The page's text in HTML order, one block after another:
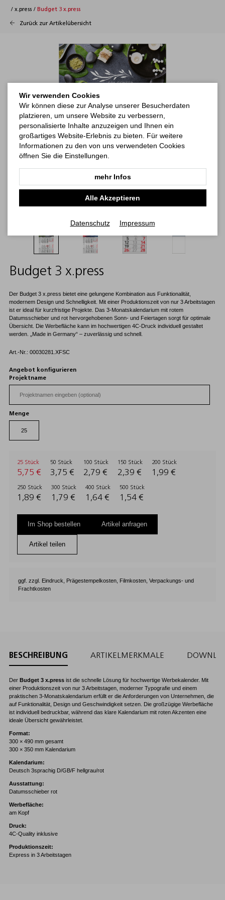
/ x.press / Budget 3 x.press
Zurück zur Artikelübersicht
Budget 3 x.press
Der Budget 3 x.press bietet eine gelungene Kombination aus Funktionalität,
modernem Design und Schnelligkeit. Mit einer Produktionszeit von nur 3 Arbeitstagen
ist er ideal für kurzfristige Projekte. Das 3-Monatskalendarium mit rotem
Datumsschieber und rot hervorgehobenen Sonn- und Feiertagen sorgt für optimale
Übersicht. Die Werbefläche kann im hochwertigen 4C-Druck individuell gestaltet
werden. „Made in Germany“ – zuverlässig und schnell.
Art.-Nr.: 00030281.XFSC
Angebot konfigurieren
Projektname
Menge
25 Stück
5,75 €
50 Stück
3,75 €
100 Stück
2,79 €
150 Stück
2,39 €
200 Stück
1,99 €
250 Stück
1,89 €
300 Stück
1,79 €
400 Stück
1,64 €
500 Stück
1,54 €
Im Shop bestellen Artikel anfragen
Artikel teilen
ggf. zzgl. Eindruck, Prägestempelkosten, Filmkosten, Verpackungs- und
Frachtkosten
BESCHREIBUNG ARTIKELMERKMALE
Der Budget 3 x.press ist die schnelle Lösung für hochwertige Werbekalender. Mit
einer Produktionszeit von nur 3 Arbeitstagen, moderner Typografie und einem
praktischen 3-Monatskalendarium erfüllt er die Anforderungen von Unternehmen, die
auf Funktionalität, Design und Geschwindigkeit setzen. Die großzügige Werbefläche
ist individuell bedruckbar, während das klare Kalendarium mit roten Akzenten eine
ideale Übersicht gewährleistet.
Format:
300 × 490 mm gesamt
300 × 350 mm Kalendarium
Kalendarium:
Deutsch 3sprachig D/GB/F hellgrau/rot
Ausstattung:
Datumsschieber rot
Werbefläche:
am Kopf
Druck:
4C-Quality inklusive
Produktionszeit:
Express in 3 Arbeitstagen
Wir verwenden Cookies
Wir können diese zur Analyse unserer Besucherdaten
platzieren, um unsere Website zu verbessern,
personalisierte Inhalte anzuzeigen und Ihnen ein
großartiges Website-Erlebnis zu bieten. Für weitere
Informationen zu den von uns verwendeten Cookies
öffnen Sie die Einstellungen.
mehr Infos
Alle Akzeptieren
Datenschutz Impressum